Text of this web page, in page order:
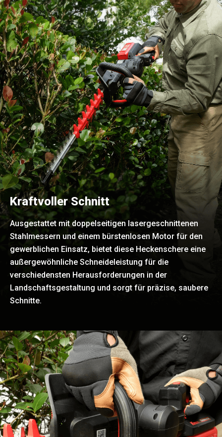
Kraftvoller Schnitt
Ausgestattet mit doppelseitigen lasergeschnittenen
Stahlmessern und einem bürstenlosen Motor für den
gewerblichen Einsatz, bietet diese Heckenschere eine
außergewöhnliche Schneideleistung für die
verschiedensten Herausforderungen in der
Landschaftsgestaltung und sorgt für präzise, saubere
Schnitte.